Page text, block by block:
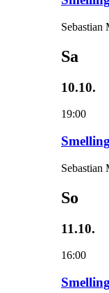
Sebastian
Sa
10.10.
19:00
Sebastian
So
11.10.
16:00